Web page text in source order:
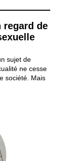
regard de
sujet de
ne cesse
société. Mais
des